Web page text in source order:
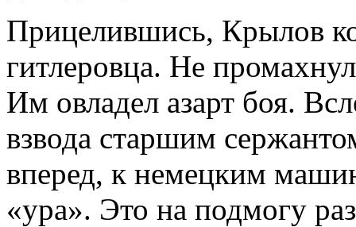
Прицелившись, Крылов
гитлеровца. Не
Им овладел азарт боя.
взвода старшим
вперед, к немецким
«ура». Это на подмогу